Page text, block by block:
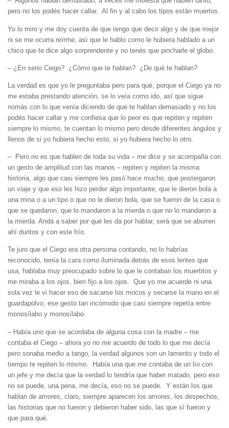
pero no los podés hacer callar. Al fin y al cabo los tipos están muertos.
Yo lo miro y me doy cuenta de que tengo que decir algo y de que mejor
ni se me ocurra reírme, así que le hablo como le hubiera hablado a un
chico que te dice algo sorprendente y no tenés que pincharle el globo.
– ¿En serio Ciego? ¿Cómo que te hablan? ¿De qué te hablan?
La verdad es que yo le preguntaba pero para qué, porque el Ciego ya no
me estaba prestando atención, se lo veía como ido, así que sigue
nomás con lo que venía diciendo de que te hablan demasiado y no los
podés hacer callar y me confiesa que lo peor es que repiten y repiten
siempre lo mismo, te cuentan lo mismo pero desde diferentes ángulos y
llenos de si yo hubiera hecho esto, si yo hubiera hecho lo otro.
– Pero no es que hablen de toda su vida – me dice y se acompaña con
un gesto de amplitud con las manos – repiten y repiten la misma
historia, algo que casi siempre les pasó hace mucho, que postergaron
un viaje y que eso les hizo perder algo importante, que le dieron bola a
una mina o a un tipo o que no le dieron bola, que se fueron de la casa o
que se quedaron, que lo mandaron a la mierda o que no lo mandaron a
la mierda. Andá a saber por qué les da por hablar, será que se aburren
ahí duritos y con este frío.
Te juro que el Ciego era otra persona contando, no lo habrías
reconocido, tenía la cara como iluminada detrás de esos lentes que
usa, hablaba muy preocupado sobre lo que le contaban los muertitos y
me miraba a los ojos, bien fijo a los ojos. Que yo me acuerde ni una
sola vez le vi hacer eso de sacarse los mocos y secarse la mano en el
guardapolvo, ese gesto tan incómodo que casi siempre repetía entre
monosílabo y monosílabo.
– Había uno que se acordaba de alguna cosa con la madre – me
contaba el Ciego – ahora yo no me acuerdo de todo lo que me decía
pero sonaba medio a tango, la verdad algunos son un lamento y todo el
tiempo te repiten lo mismo. Había una que me contaba de un lío con
un jefe y me decía que la verdad lo tendría que haber matado, pero eso
no se puede, una pena, me decía, eso no se puede. Y están los que
hablan de amores, claro, siempre aparecen los amores, los despechos,
las historias que no fueron y debieron haber sido, las que sí fueron y
que para qué.